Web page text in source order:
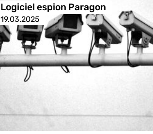
Logiciel espion Paragon
19.03.2025